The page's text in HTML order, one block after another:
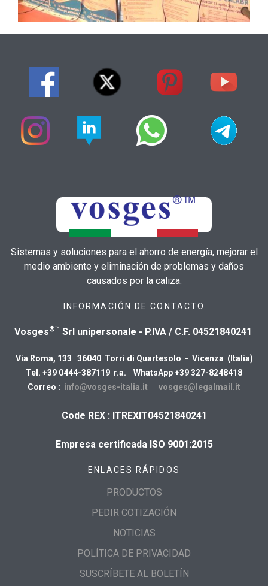
Sistemas y soluciones para el ahorro de energía, mejorar el
medio ambiente y eliminación de problemas y daños
causados por la caliza.
INFORMACIÓN DE CONTACTO
Vosges®™ Srl unipersonale - P.IVA / C.F. 04521840241
Via Roma, 133 36040 Torri di Quartesolo - Vicenza (Italia)
Tel. +39 0444-387119 r.a. WhatsApp +39 327-8248418
Correo : info@vosges-italia.it vosges@legalmail.it
Code REX : ITREXIT04521840241
Empresa certificada ISO 9001:2015
ENLACES RÁPIDOS
PRODUCTOS
PEDIR COTIZACIÓN
NOTICIAS
POLÍTICA DE PRIVACIDAD
SUSCRÍBETE AL BOLETÍN